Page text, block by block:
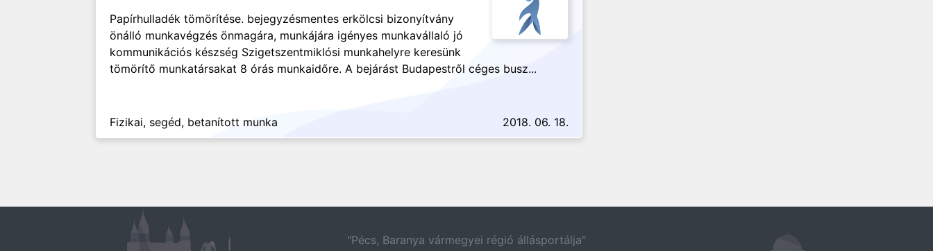
Papírhulladék tömörítése. bejegyzésmentes erkölcsi bizonyítvány
önálló munkavégzés önmagára, munkájára igényes munkavállaló jó
kommunikációs készség Szigetszentmiklósi munkahelyre keresünk
tömörítő munkatársakat 8 órás munkaidőre. A bejárást Budapestről céges busz...
Fizikai, segéd, betanított munka 2018. 06. 18.
"Pécs, Baranya vármegyei régió állásportálja"